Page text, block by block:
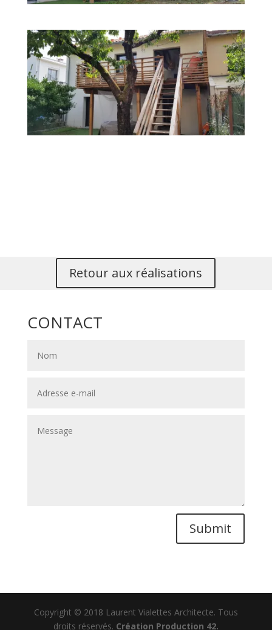
Retour aux réalisations
CONTACT
Submit
Copyright © 2018 Laurent Vialettes Architecte. Tous